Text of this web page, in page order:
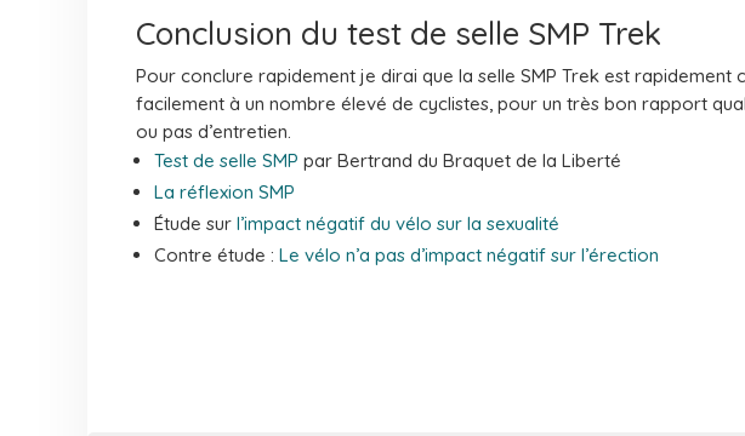
Conclusion du test de selle SMP Trek
Pour conclure rapidement je dirai que la selle SMP Trek est
facilement à un nombre élevé de cyclistes, pour un très bon rapport
ou pas d’entretien.
Test de selle SMP par Bertrand du Braquet de la Liberté
La réflexion SMP
Étude sur l’impact négatif du vélo sur la sexualité
Contre étude : Le vélo n’a pas d’impact négatif sur l’érection